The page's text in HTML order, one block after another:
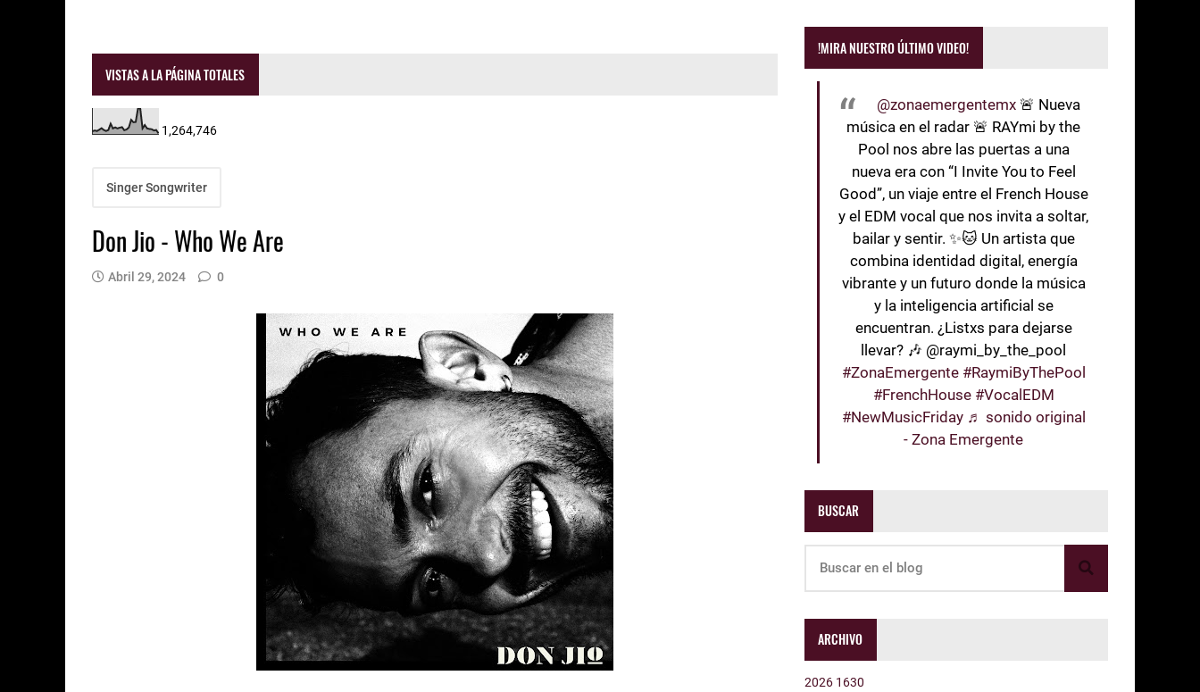
VISTAS A LA PÁGINA TOTALES
1,264,746
Singer Songwriter
Don Jio - Who We Are
Abril 29, 2024 0
!MIRA NUESTRO ÚLTIMO VIDEO!
@zonaemergentemx 🚨 Nueva
música en el radar 🚨 RAYmi by the
Pool nos abre las puertas a una
nueva era con “I Invite You to Feel
Good”, un viaje entre el French House
y el EDM vocal que nos invita a soltar,
bailar y sentir. ✨🐱 Un artista que
combina identidad digital, energía
vibrante y un futuro donde la música
y la inteligencia artificial se
encuentran. ¿Listxs para dejarse
llevar? 🎶 @raymi_by_the_pool
#ZonaEmergente #RaymiByThePool
#FrenchHouse #VocalEDM
#NewMusicFriday ♬ sonido original
- Zona Emergente
BUSCAR
ARCHIVO
2026 1630